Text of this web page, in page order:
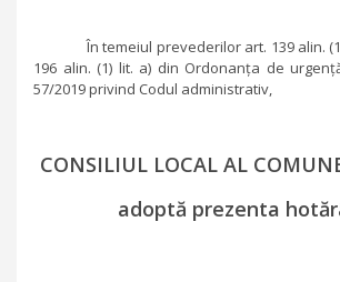
În temeiul prevederilor art. 139 alin.
196 alin. (1) lit. a) din Ordonanța de
57/2019 privind Codul administrativ,
CONSILIUL LOCAL AL
adoptă prezenta